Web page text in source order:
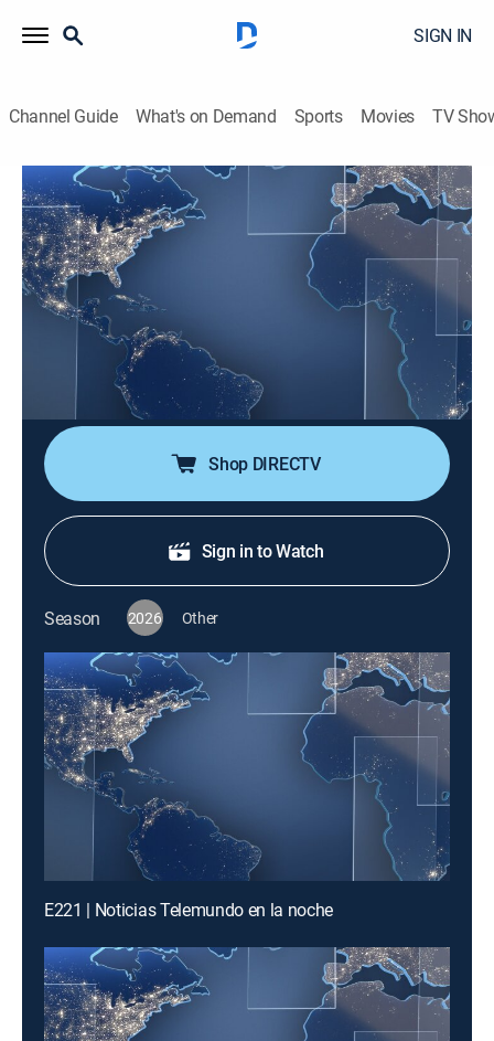
SIGN IN
Channel Guide What's on Demand Sports Movies TV
Noticias Telemundo en la noche
S2026 E140 | Noticias Telemundo en la
noche
News, Public affairs
Noticias Telemundo en la noche presenta las últimas
noticias de Estados Unidos y el mundo. Arantxa
Loizaga trae la información más relevante de todo lo
que necesita saber al final del día.
Shop DIRECTV
Sign in to Watch
Season 2026 Other
E221 | Noticias Telemundo en la noche